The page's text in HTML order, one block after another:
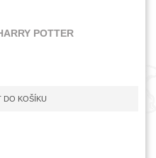
POTTER
DO KOŠÍKU